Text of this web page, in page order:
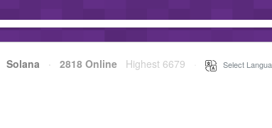
Solana · 2818 Online Highest 6679 Select